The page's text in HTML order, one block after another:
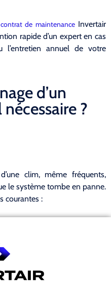
contrat de maintenanceInvertair
rapide d’un expert en cas
annuel de votre
d’un
?
clim, même fréquents,
le système tombe en panne.
courantes :